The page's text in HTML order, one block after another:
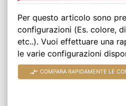
Per questo articolo sono
configurazioni (Es. colore,
etc..). Vuoi effettuare una
le varie configurazioni
compare_arrows COMPARA RAPIDAMENTE LE